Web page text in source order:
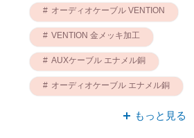
オーディオケーブル VENTION
VENTION 金メッキ加工
AUXケーブル エナメル銅
オーディオケーブル エナメル銅
AUXケーブル VENTION
もっと見る